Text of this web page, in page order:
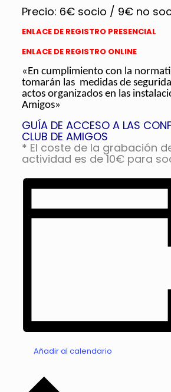
Precio: 6€ socio / 9€ no
ENLACE DE REGISTRO PRESENCIAL
ENLACE DE REGISTRO ONLINE
«En cumplimiento con la
tomarán las medidas de
actos organizados en las
Amigos»
GUÍA DE ACCESO A LAS
CLUB DE AMIGOS
* El coste de la grabación
actividad es de 10€ para
Añadir al calendario